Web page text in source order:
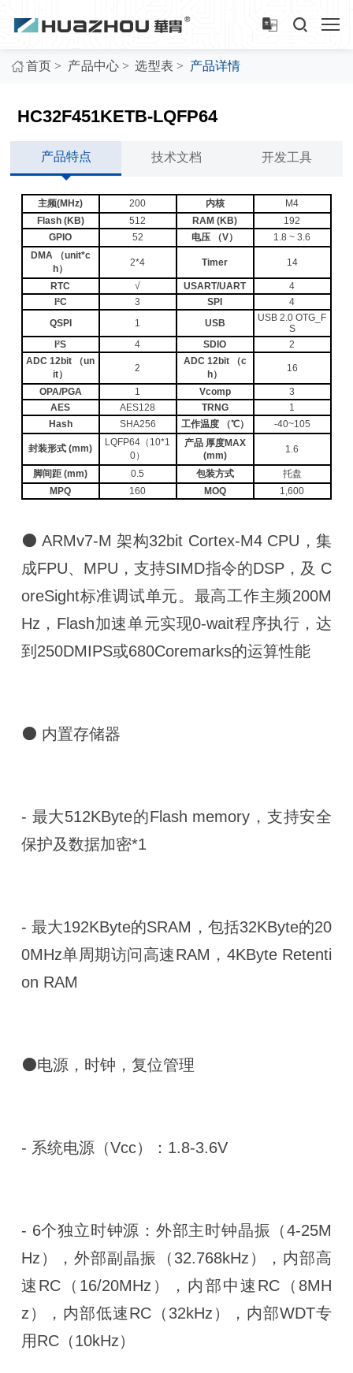
首页 > 产品中心 > 选型表 > 产品详情
HC32F451KETB-LQFP64
产品特点 技术文档 开发工具
主频(MHz) 200 内核
M4
Flash (KB)
512 RAM (KB)
192
GPIO
52 电压 （V）
1.8 ~ 3.6
DMA （unit*c
h）
2*4 Timer 14
RTC √ USART/UART
4
I²C
3 SPI
4
QSPI
1 USB
USB 2.0 OTG_F
S
I²S
4 SDIO
2
ADC 12bit （un
it）
2
ADC 12bit （c
h）
16
OPA/PGA 1 Vcomp
3
AES
AES128 TRNG
1
Hash
SHA256 工作温度 （℃） -40~105
封装形式 (mm)
LQFP64（10*1
0）
产品 厚度MAX
(mm)
1.6
脚间距 (mm) 0.5 包装方式
托盘
MPQ
160 MOQ 1,600
⚫ ARMv7-M 架构32bit Cortex-M4 CPU，集
成FPU、MPU，支持SIMD指令的DSP，及 C
oreSight标准调试单元。最高工作主频200M
Hz，Flash加速单元实现0-wait程序执行，达
到250DMIPS或680Coremarks的运算性能
⚫ 内置存储器
- 最大512KByte的Flash memory，支持安全
保护及数据加密*1
- 最大192KByte的SRAM，包括32KByte的20
0MHz单周期访问高速RAM，4KByte Retenti
on RAM
⚫电源，时钟，复位管理
- 系统电源（Vcc）：1.8-3.6V
- 6个独立时钟源：外部主时钟晶振（4-25M
Hz），外部副晶振（32.768kHz），内部高
速RC（16/20MHz），内部中速RC（8MH
z），内部低速RC（32kHz），内部WDT专
用RC（10kHz）